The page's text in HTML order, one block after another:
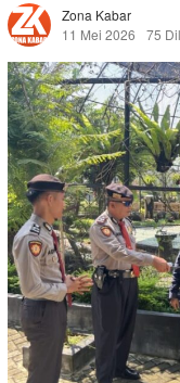
Zona Kabar
11 Mei 2026
75